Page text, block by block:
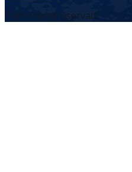
Tutti i diritti riservati